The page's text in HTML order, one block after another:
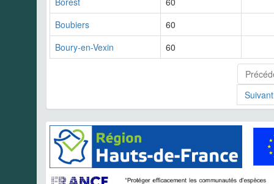
Boubiers
60
Boury-en-Vexin
60
Suivant